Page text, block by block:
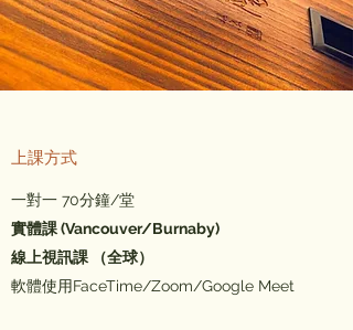
上課方式
一對一 70分鐘/堂
實體課 (Vancouver/Burnaby)
線上視訊課 （全球）
軟體使用FaceTime/Zoom/Google Meet